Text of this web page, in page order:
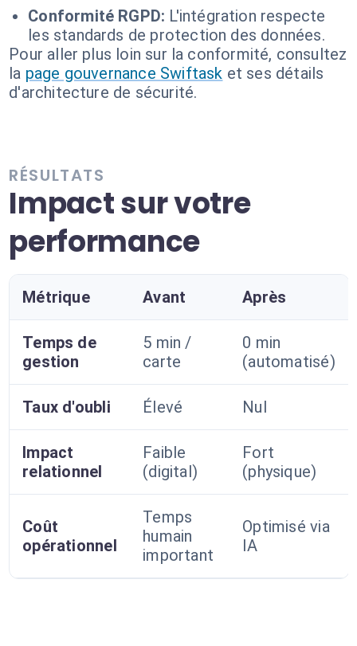
Conformité RGPD: L'intégration respecte
les standards de protection des données.
Pour aller plus loin sur la conformité, consultez
la page gouvernance Swiftask et ses détails
d'architecture de sécurité.
RÉSULTATS
Impact sur votre
performance
Métrique Avant Après
Temps de
gestion
5 min /
carte
0 min
(automatisé)
Taux d'oubli Élevé Nul
Impact
relationnel
Faible
(digital)
Fort
(physique)
Coût
opérationnel
Temps
humain
important
Optimisé via
IA